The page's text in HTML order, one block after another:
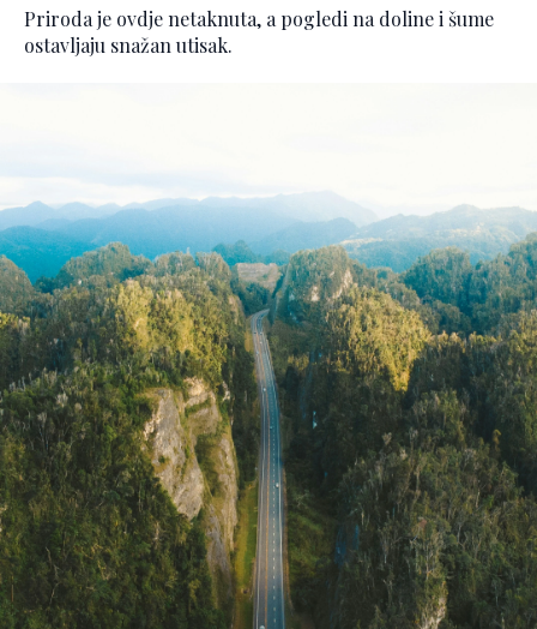
Priroda je ovdje netaknuta, a pogledi na doline i šume
ostavljaju snažan utisak.